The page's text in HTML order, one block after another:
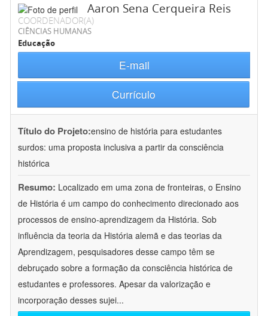
Aaron Sena Cerqueira Reis
COORDENADOR(A)
CIÊNCIAS HUMANAS
Educação
E-mail
Currículo
Título do Projeto:ensino de história para estudantes
surdos: uma proposta inclusiva a partir da consciência
histórica
Resumo: Localizado em uma zona de fronteiras, o Ensino
de História é um campo do conhecimento direcionado aos
processos de ensino-aprendizagem da História. Sob
influência da teoria da História alemã e das teorias da
Aprendizagem, pesquisadores desse campo têm se
debruçado sobre a formação da consciência histórica de
estudantes e professores. Apesar da valorização e
incorporação desses sujei...